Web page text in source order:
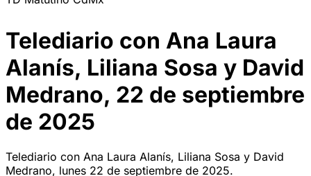
Telediario con Ana Laura
Alanís, Liliana Sosa y David
Medrano, 22 de septiembre
de 2025
Telediario con Ana Laura Alanís, Liliana Sosa y David
Medrano, lunes 22 de septiembre de 2025.